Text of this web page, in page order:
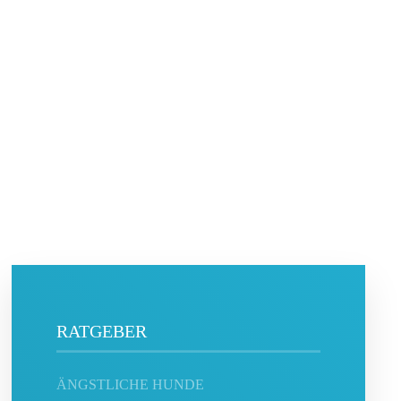
RATGEBER
ÄNGSTLICHE HUNDE